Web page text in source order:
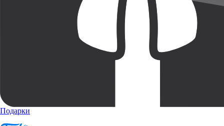
Подарки